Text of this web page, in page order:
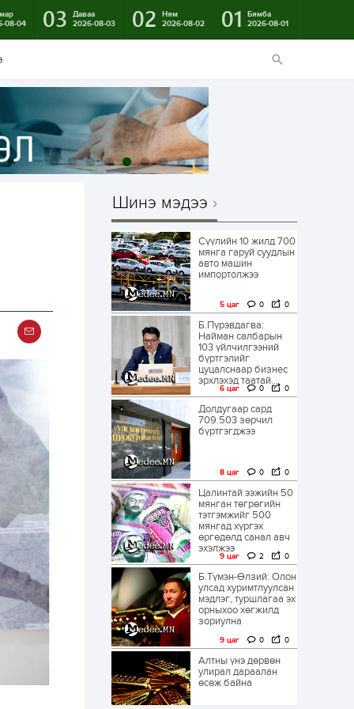
08-04
03
Даваа
2026-08-03
02
Ням
2026-08-02
01
Бямба
2026-08-01
Шинэ мэдээ
Сүүлийн 10 жилд 700
мянга гаруй суудлын
авто машин
импортолжээ
5 цаг 0 0
Б.Пүрэвдагва:
Найман салбарын
103 үйлчилгээний
бүртгэлийг
цуцалснаар бизнес
эрхлэхэд таатай...
6 цаг 0 0
Долдугаар сард
709.503 зөрчил
бүртгэгджээ
8 цаг 0 0
Цалинтай ээжийн 50
мянган төгрөгийн
тэтгэмжийг 500
мянгад хүргэх
өргөдөлд санал авч
эхэлжээ
9 цаг 2 0
Б.Түмэн-Өлзий: Олон
улсад хуримтлуулсан
мэдлэг, туршлагаа эх
орныхоо хөгжилд
зориулна
9 цаг 0 0
Алтны үнэ дөрвөн
улирал дараалан
өсөж байна